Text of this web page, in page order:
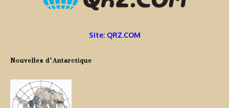
Site: QRZ.COM
Nouvelles d’Antarctique